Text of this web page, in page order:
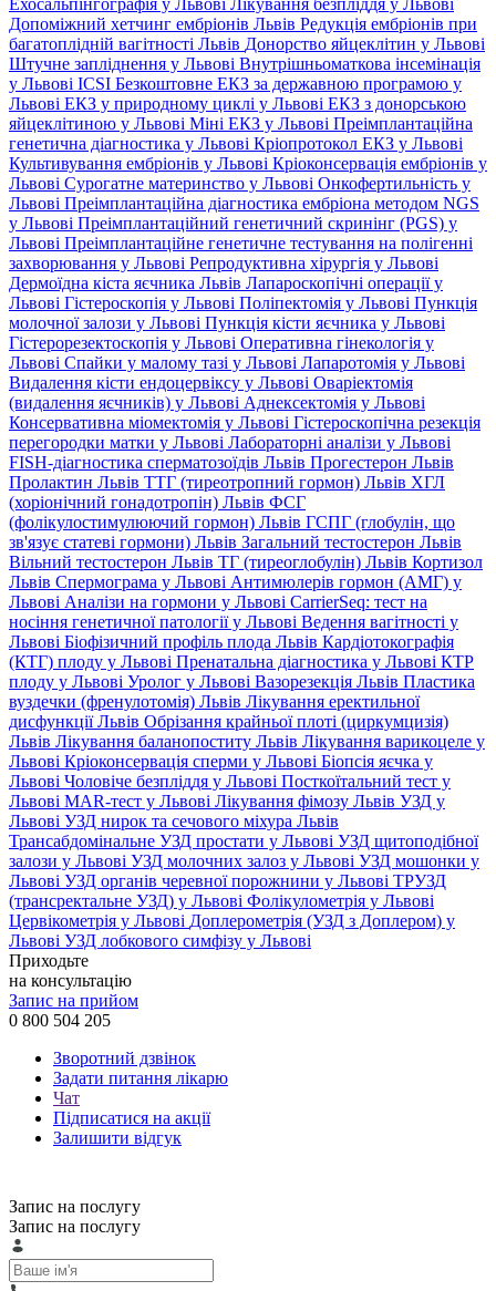
Ехосальпінгографія у Львові Лікування безпліддя у Львові
Допоміжний хетчинг ембріонів Львів Редукція ембріонів при
багатоплідній вагітності Львів Донорство яйцеклітин у Львові
Штучне запліднення у Львові Внутрішньоматкова інсемінація
у Львові ICSI Безкоштовне ЕКЗ за державною програмою у
Львові ЕКЗ у природному циклі у Львові ЕКЗ з донорською
яйцеклітиною у Львові Міні ЕКЗ у Львові Преімплантаційна
генетична діагностика у Львові Кріопротокол ЕКЗ у Львові
Культивування ембріонів у Львові Кріоконсервація ембріонів у
Львові Сурогатне материнство у Львові Онкофертильність у
Львові Преімплантаційна діагностика ембріона методом NGS
у Львові Преімплантаційний генетичний скринінг (PGS) у
Львові Преімплантаційне генетичне тестування на полігенні
захворювання у Львові Репродуктивна хірургія у Львові
Дермоїдна кіста яєчника Львів Лапароскопічні операції у
Львові Гістероскопія у Львові Поліпектомія у Львові Пункція
молочної залози у Львові Пункція кісти яєчника у Львові
Гістерорезектоскопія у Львові Оперативна гінекологія у
Львові Спайки у малому тазі у Львові Лапаротомія у Львові
Видалення кісти ендоцервіксу у Львові Оваріектомія
(видалення яєчників) у Львові Аднексектомія у Львові
Консервативна міомектомія у Львові Гістероскопічна резекція
перегородки матки у Львові Лабораторні аналізи у Львові
FISH-діагностика сперматозоїдів Львів Прогестерон Львів
Пролактин Львів ТТГ (тиреотропний гормон) Львів ХГЛ
(хоріонічний гонадотропін) Львів ФСГ
(фолікулостимулюючий гормон) Львів ГСПГ (глобулін, що
зв'язує статеві гормони) Львів Загальний тестостерон Львів
Вільний тестостерон Львів ТГ (тиреоглобулін) Львів Кортизол
Львів Спермограма у Львові Антимюлерів гормон (АМГ) у
Львові Аналізи на гормони у Львові CarrierSeq: тест на
носіння генетичної патології у Львові Ведення вагітності у
Львові Біофізичний профіль плода Львів Кардіотокографія
(КТГ) плоду у Львові Пренатальна діагностика у Львові КТР
плоду у Львові Уролог у Львові Вазорезекція Львів Пластика
вуздечки (френулотомія) Львів Лікування еректильної
дисфункції Львів Обрізання крайньої плоті (циркумцизія)
Львів Лікування баланопоститу Львів Лікування варикоцеле у
Львові Кріоконсервація сперми у Львові Біопсія яєчка у
Львові Чоловіче безпліддя у Львові Посткоїтальний тест у
Львові MAR-тест у Львові Лікування фімозу Львів УЗД у
Львові УЗД нирок та сечового міхура Львів
Трансабдомінальне УЗД простати у Львові УЗД щитоподібної
залози у Львові УЗД молочних залоз у Львові УЗД мошонки у
Львові УЗД органів черевної порожнини у Львові ТРУЗД
(трансректальне УЗД) у Львові Фолікулометрія у Львові
Цервікометрія у Львові Доплерометрія (УЗД з Доплером) у
Львові УЗД лобкового симфізу у Львові
Приходьте
на консультацію
Запис на прийом
0 800 504 205
Зворотний дзвінок
Задати питання лікарю
Чат
Підписатися на акції
Залишити відгук
Запис на послугу
Запис на послугу